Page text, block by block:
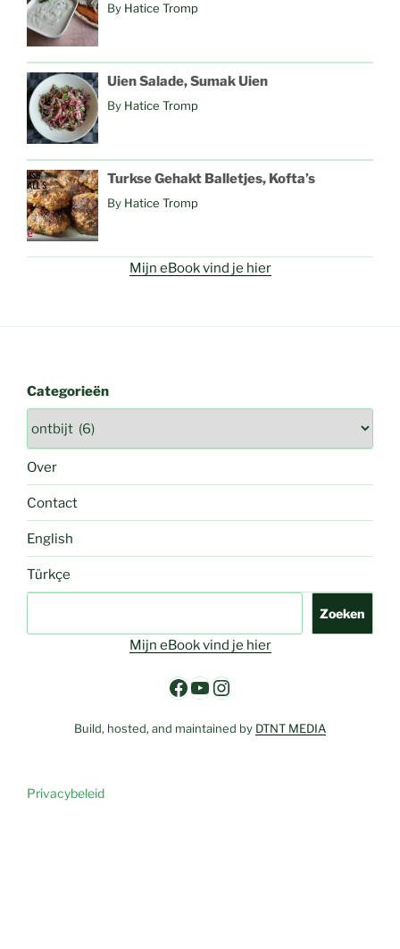
By Hatice Tromp
Uien Salade, Sumak Uien
By Hatice Tromp
Turkse Gehakt Balletjes, Kofta’s
By Hatice Tromp
Mijn eBook vind je hier
Categorieën
Over
Contact
English
Türkçe
Zoeken
Mijn eBook vind je hier
Facebook
YouTube
Instagram
Build, hosted, and maintained by DTNT MEDIA
Privacybeleid